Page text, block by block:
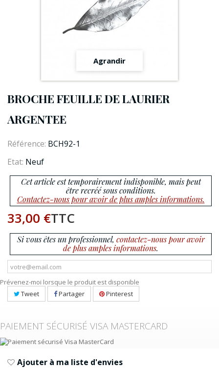
Agrandir
BROCHE FEUILLE DE LAURIER
ARGENTEE
Référence: BCH92-1
Etat: Neuf
Cet article est temporairement indisponible, mais peut
être recréé sous conditions.
Contactez-nous pour avoir de plus amples informations.
33,00 €TTC
Si vous êtes un professionnel, contactez-nous pour avoir
de plus amples informations.
Prévenez-moi lorsque le produit est disponible
Tweet
Partager Pinterest
PAIEMENT SÉCURISÉ VISA MASTERCARD
Ajouter à ma liste d'envies